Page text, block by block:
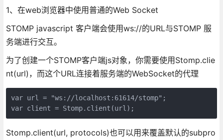
1、在web浏览器中使用普通的Web Socket
STOMP javascript 客户端会使用ws://的URL与STOMP 服
务端进行交互。
为了创建一个STOMP客户端js对象，你需要使用Stomp.clie
nt(url)，而这个URL连接着服务端的WebSocket的代理
var url = "ws://localhost:61614/stomp";
var client = Stomp.client(url);
Stomp.client(url, protocols)也可以用来覆盖默认的subpro